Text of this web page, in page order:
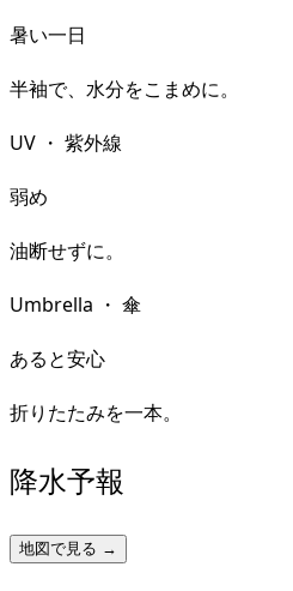
暑い一日
半袖で、水分をこまめに。
UV ・ 紫外線
弱め
油断せずに。
Umbrella ・ 傘
あると安心
折りたたみを一本。
降水予報
地図で見る →